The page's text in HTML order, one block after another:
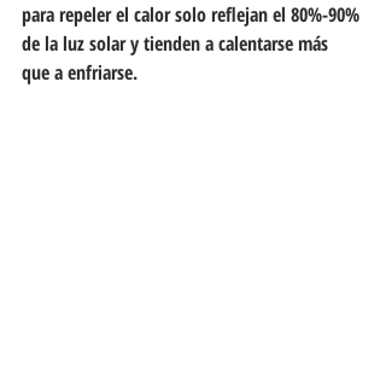
para repeler el calor solo reflejan el 80%-90%
de la luz solar y tienden a calentarse más
que a enfriarse.